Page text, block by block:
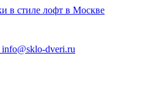
info@sklo-dveri.ru